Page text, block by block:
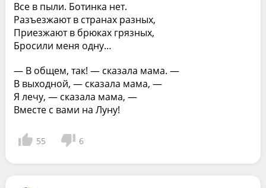
Все в пыли. Ботинка нет.
Разъезжают в странах разных,
Приезжают в брюках грязных,
Бросили меня одну…
— В общем, так! — сказала мама. —
В выходной, — сказала мама, —
Я лечу, — сказала мама, —
Вместе с вами на Луну!
55 6